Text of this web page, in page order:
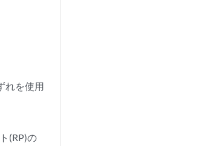
れを使用
(RP)の